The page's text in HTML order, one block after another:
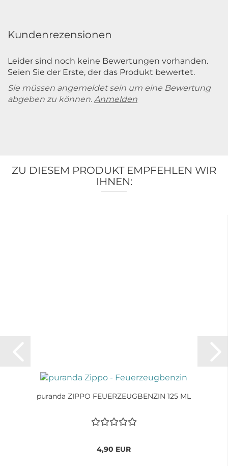
Kundenrezensionen
Leider sind noch keine Bewertungen vorhanden.
Seien Sie der Erste, der das Produkt bewertet.
Sie müssen angemeldet sein um eine Bewertung
abgeben zu können. Anmelden
ZU DIESEM PRODUKT EMPFEHLEN WIR
IHNEN:
puranda ZIPPO FEUERZEUGBENZIN 125 ML
4,90 EUR